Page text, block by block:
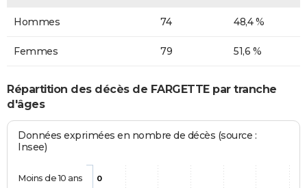
Hommes 74 48,4 %
Femmes 79 51,6 %
Répartition des décès de FARGETTE par tranche
d'âges
Données exprimées en nombre de décès (source :
Insee)
0
Moins de 10 ans